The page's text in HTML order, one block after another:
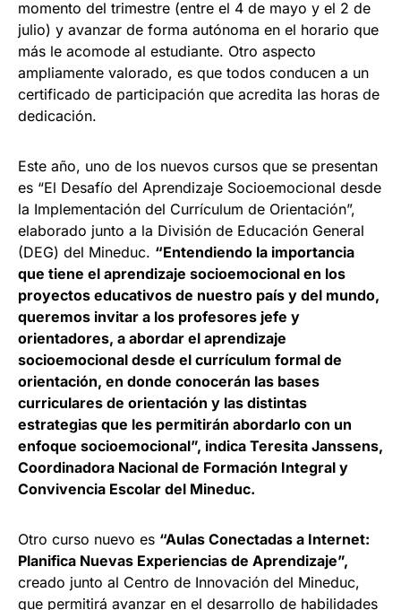
momento del trimestre (entre el 4 de mayo y el 2 de
julio) y avanzar de forma autónoma en el horario que
más le acomode al estudiante. Otro aspecto
ampliamente valorado, es que todos conducen a un
certificado de participación que acredita las horas de
dedicación.
Este año, uno de los nuevos cursos que se presentan
es “El Desafío del Aprendizaje Socioemocional desde
la Implementación del Currículum de Orientación”,
elaborado junto a la División de Educación General
(DEG) del Mineduc. “Entendiendo la importancia
que tiene el aprendizaje socioemocional en los
proyectos educativos de nuestro país y del mundo,
queremos invitar a los profesores jefe y
orientadores, a abordar el aprendizaje
socioemocional desde el currículum formal de
orientación, en donde conocerán las bases
curriculares de orientación y las distintas
estrategias que les permitirán abordarlo con un
enfoque socioemocional”, indica Teresita Janssens,
Coordinadora Nacional de Formación Integral y
Convivencia Escolar del Mineduc.
Otro curso nuevo es “Aulas Conectadas a Internet:
Planifica Nuevas Experiencias de Aprendizaje”,
creado junto al Centro de Innovación del Mineduc,
que permitirá avanzar en el desarrollo de habilidades